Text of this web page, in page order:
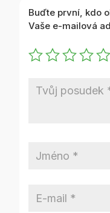
Buďte první, kdo
Vaše e-mailová